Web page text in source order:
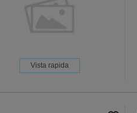
Vista rapida